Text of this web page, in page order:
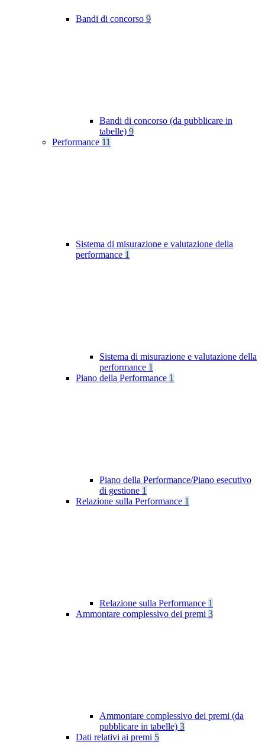
Bandi di concorso 9
Bandi di concorso (da pubblicare in
tabelle) 9
Performance 11
Sistema di misurazione e valutazione della
performance 1
Sistema di misurazione e valutazione della
performance 1
Piano della Performance 1
Piano della Performance/Piano esecutivo
di gestione 1
Relazione sulla Performance 1
Relazione sulla Performance 1
Ammontare complessivo dei premi 3
Ammontare complessivo dei premi (da
pubblicare in tabelle) 3
Dati relativi ai premi 5